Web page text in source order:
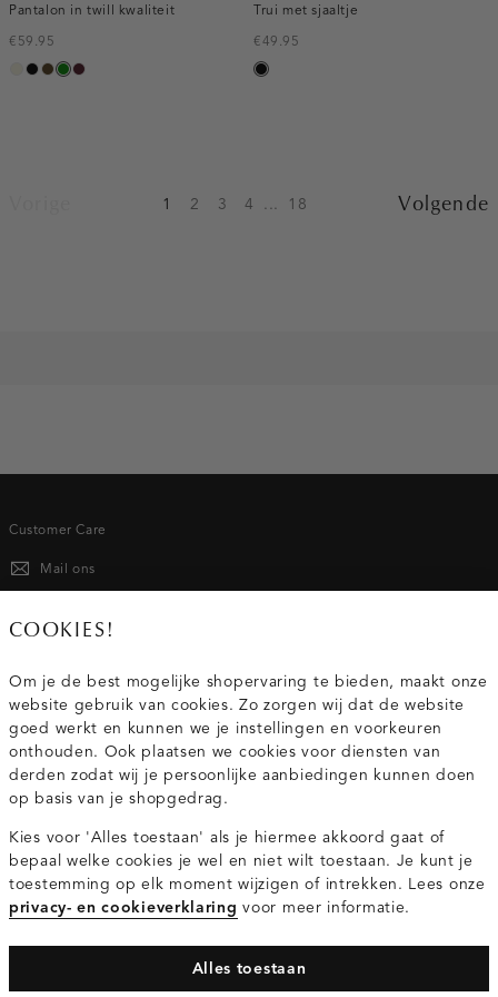
Pantalon in twill kwaliteit
€59.95
ecru
zwart
toffee
groenpruim,
Trui met sjaaltje
€49.95
zwart
1 2 3 4 ... 18 Volgende
Customer Care
Mail ons
020 - 3412 667
Service
Wij zijn Costes
Topcategorieën voor jou
Privacy- en cookieverklaringAlgemene Voorwaarden
COOKIES!
Om je de best mogelijke shopervaring te bieden, maakt onze
website gebruik van cookies. Zo zorgen wij dat de website
goed werkt en kunnen we je instellingen en voorkeuren
onthouden. Ook plaatsen we cookies voor diensten van
derden zodat wij je persoonlijke aanbiedingen kunnen doen
op basis van je shopgedrag.
Kies voor 'Alles toestaan' als je hiermee akkoord gaat of
bepaal welke cookies je wel en niet wilt toestaan. Je kunt je
toestemming op elk moment wijzigen of intrekken. Lees onze
privacy- en cookieverklaring voor meer informatie.
Alles toestaan